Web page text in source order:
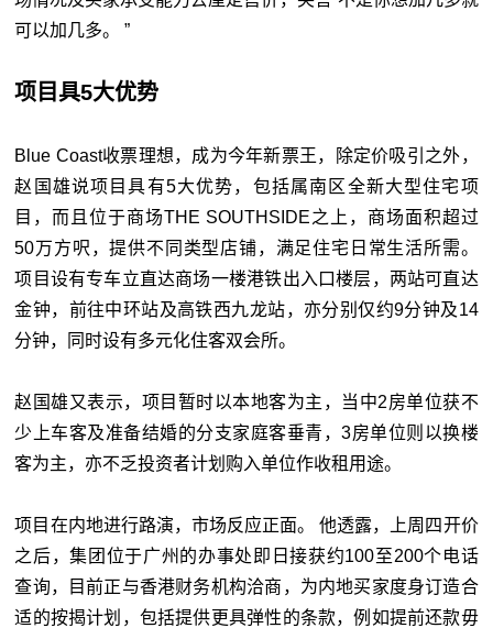
可以加几多。 ”
项目具5大优势
Blue Coast收票理想，成为今年新票王，除定价吸引之外，
赵国雄说项目具有5大优势，包括属南区全新大型住宅项
目，而且位于商场THE SOUTHSIDE之上，商场面积超过
50万方呎，提供不同类型店铺，满足住宅日常生活所需。
项目设有专车立直达商场一楼港铁出入口楼层，两站可直达
金钟，前往中环站及高铁西九龙站，亦分别仅约9分钟及14
分钟，同时设有多元化住客双会所。
赵国雄又表示，项目暂时以本地客为主，当中2房单位获不
少上车客及准备结婚的分支家庭客垂青，3房单位则以换楼
客为主，亦不乏投资者计划购入单位作收租用途。
项目在内地进行路演，市场反应正面。 他透露，上周四开价
之后，集团位于广州的办事处即日接获约100至200个电话
查询，目前正与香港财务机构洽商，为内地买家度身订造合
适的按揭计划，包括提供更具弹性的条款，例如提前还款毋